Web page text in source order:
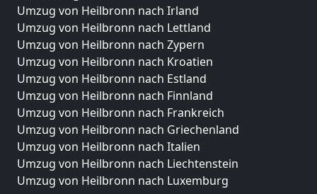
Umzug von Heilbronn nach Irland
Umzug von Heilbronn nach Lettland
Umzug von Heilbronn nach Zypern
Umzug von Heilbronn nach Kroatien
Umzug von Heilbronn nach Estland
Umzug von Heilbronn nach Finnland
Umzug von Heilbronn nach Frankreich
Umzug von Heilbronn nach Griechenland
Umzug von Heilbronn nach Italien
Umzug von Heilbronn nach Liechtenstein
Umzug von Heilbronn nach Luxemburg